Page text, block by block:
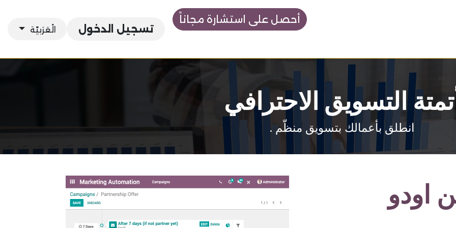
أحصل على استشارة مجاناً
تسجيل الدخول الْعَرَبيّة
التسويق الاحترافي
انطلق بأعمالك بتسويق منظّم .
اودو